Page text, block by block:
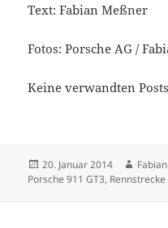
Text: Fabian Meßner
Fotos: Porsche AG /
Keine verwandten
Veröffentlicht
am
20. Januar 2014 Autor
Porsche 911 GT3, Rennstrecke